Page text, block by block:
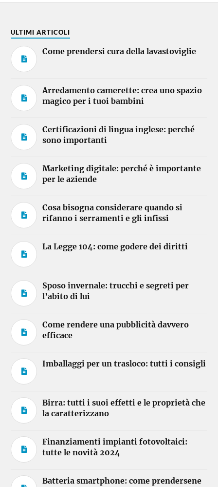
ULTIMI ARTICOLI
Come prendersi cura della lavastoviglie
Arredamento camerette: crea uno spazio
magico per i tuoi bambini
Certificazioni di lingua inglese: perché
sono importanti
Marketing digitale: perché è importante
per le aziende
Cosa bisogna considerare quando si
rifanno i serramenti e gli infissi
La Legge 104: come godere dei diritti
Sposo invernale: trucchi e segreti per
l’abito di lui
Come rendere una pubblicità davvero
efficace
Imballaggi per un trasloco: tutti i consigli
Birra: tutti i suoi effetti e le proprietà che
la caratterizzano
Finanziamenti impianti fotovoltaici:
tutte le novità 2024
Batteria smartphone: come prendersene